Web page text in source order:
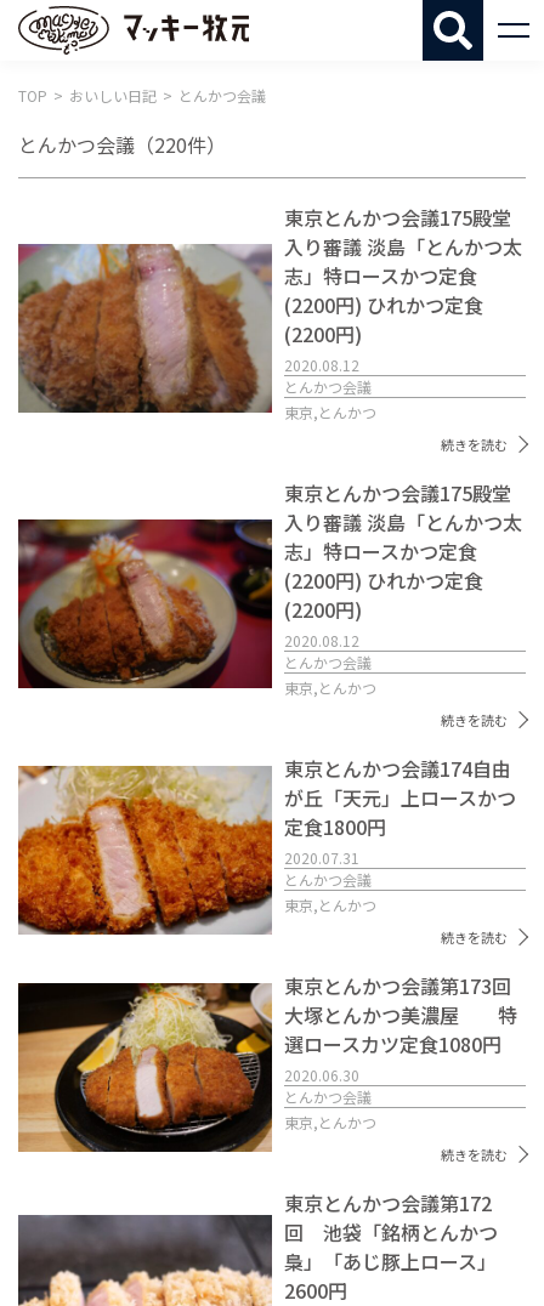
TOP おいしい日記 とんかつ会議
とんかつ会議 （220件）
東京とんかつ会議175殿堂
入り審議 淡島「とんかつ太
志」特ロースかつ定食
(2200円) ひれかつ定食
(2200円)
2020.08.12
とんかつ会議
東京,とんかつ
続きを読む
東京とんかつ会議175殿堂
入り審議 淡島「とんかつ太
志」特ロースかつ定食
(2200円) ひれかつ定食
(2200円)
2020.08.12
とんかつ会議
東京,とんかつ
続きを読む
東京とんかつ会議174自由
が丘「天元」上ロースかつ
定食1800円
2020.07.31
とんかつ会議
東京,とんかつ
続きを読む
東京とんかつ会議第173回
大塚とんかつ美濃屋 特
選ロースカツ定食1080円
2020.06.30
とんかつ会議
東京,とんかつ
続きを読む
東京とんかつ会議第172
回 池袋「銘柄とんかつ
梟」「あじ豚上ロース」
2600円